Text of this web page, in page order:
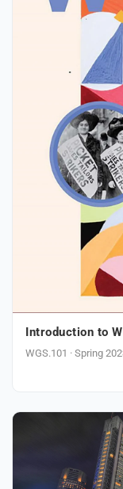
Introduction to
WGS.101 · Spring